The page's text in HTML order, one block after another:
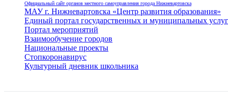
Официальный сайт органов местного самоуправления города Нижневартовска
МАУ г. Нижневартовска «Центр развития образования»
Единый портал государственных и муниципальных услуг
Портал мероприятий
Взаимообучение городов
Национальные проекты
Стопкоронавирус
Культурный дневник школьника